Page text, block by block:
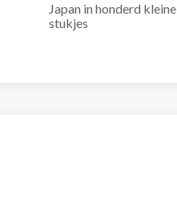
Japan in honderd kleine
stukjes